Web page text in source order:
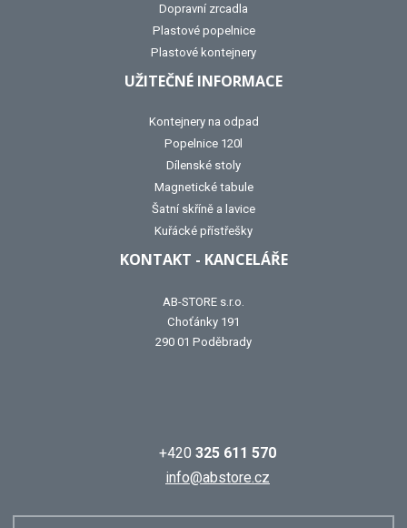
Dopravní zrcadla
Plastové popelnice
Plastové kontejnery
UŽITEČNÉ INFORMACE
Kontejnery na odpad
Popelnice 120l
Dílenské stoly
Magnetické tabule
Šatní skříně a lavice
Kuřácké přístřešky
KONTAKT - KANCELÁŘE
AB-STORE s.r.o.
Choťánky 191
290 01 Poděbrady
+420 325 611 570
info@abstore.cz